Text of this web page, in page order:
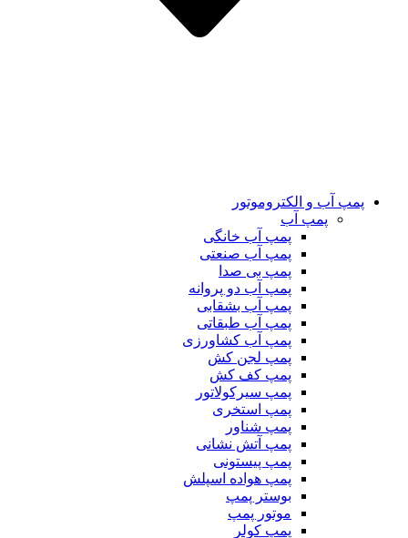
پمپ آب و الکتروموتور
پمپ آب
پمپ آب خانگی
پمپ آب صنعتی
پمپ بی صدا
پمپ آب دو پروانه
پمپ آب بشقابی
پمپ آب طبقاتی
پمپ آب کشاورزی
پمپ لجن کش
پمپ کف کش
پمپ سیرکولاتور
پمپ استخری
پمپ شناور
پمپ آتش نشانی
پمپ پیستونی
پمپ هواده اسپلش
بوستر پمپ
موتور پمپ
پمپ کولر